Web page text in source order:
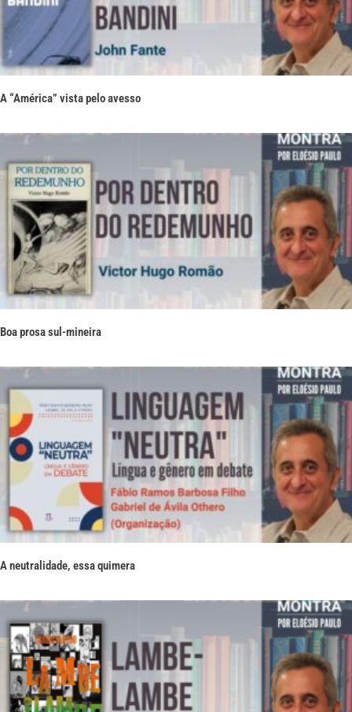
A “América” vista pelo avesso
Boa prosa sul-mineira
A neutralidade, essa quimera